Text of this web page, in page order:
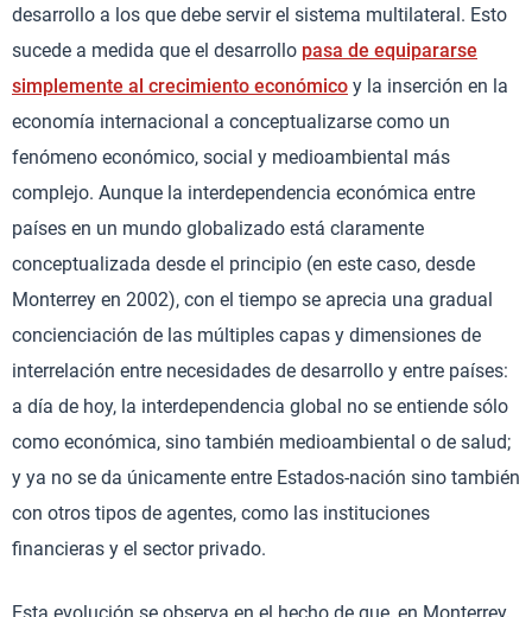
desarrollo a los que debe servir el sistema multilateral. Esto
sucede a medida que el desarrollo pasa de equipararse
simplemente al crecimiento económico y la inserción en la
economía internacional a conceptualizarse como un
fenómeno económico, social y medioambiental más
complejo. Aunque la interdependencia económica entre
países en un mundo globalizado está claramente
conceptualizada desde el principio (en este caso, desde
Monterrey en 2002), con el tiempo se aprecia una gradual
concienciación de las múltiples capas y dimensiones de
interrelación entre necesidades de desarrollo y entre países:
a día de hoy, la interdependencia global no se entiende sólo
como económica, sino también medioambiental o de salud;
y ya no se da únicamente entre Estados-nación sino también
con otros tipos de agentes, como las instituciones
financieras y el sector privado.